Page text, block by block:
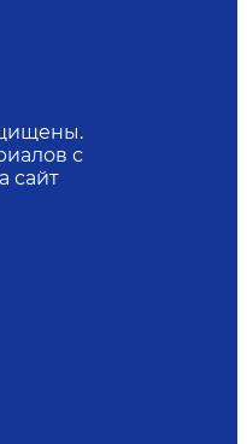
с
сайт